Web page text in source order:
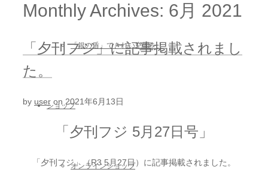
「銀の盾」できれい空間を！
ショップ
オンラインショップ
Monthly Archives: 6月 2021
「夕刊フジ」に記事掲載されまし
た。
by user on 2021年6月13日
「夕刊フジ 5月27日号」
「夕刊フジ」（R3 5月27日）に記事掲載されました。